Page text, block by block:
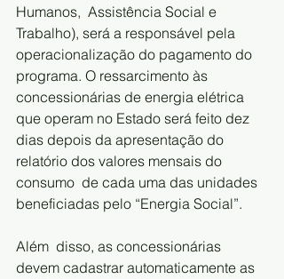
Humanos,  Assistência Social e
Trabalho), será a responsável pela
operacionalização do pagamento do
programa. O ressarcimento às
concessionárias de energia elétrica
que operam no Estado será feito dez
dias depois da apresentação do
relatório dos valores mensais do
consumo  de cada uma das unidades
beneficiadas pelo “Energia Social”.
Além  disso, as concessionárias
devem cadastrar automaticamente as